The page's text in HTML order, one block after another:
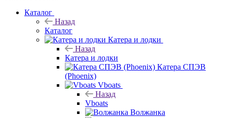
Каталог
Назад
Каталог
Катера и лодки
Назад
Катера и лодки
Катера СПЭВ
(Phoenix)
Vboats
Назад
Vboats
Волжанка